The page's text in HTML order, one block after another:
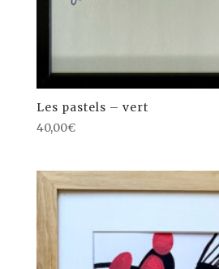
Les pastels – vert
40,00€